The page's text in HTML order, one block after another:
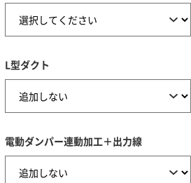
L型ダクト
電動ダンパー連動加工＋出力線